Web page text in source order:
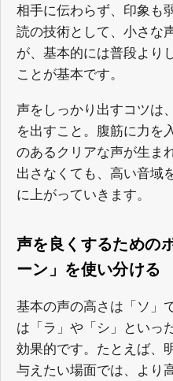
相手に伝わらず、印象も
読の技術として、小さな
が、基本的には普段より
ことが基本です。
声をしっかり出すコツは
を出すこと。腹筋に力を
のあるクリアな声が生ま
出さなくても、高い音域
に上がっていきます。
声を良くするための
ーン」を使い分ける
基本の声の高さは「ソ」
は「ラ」や「シ」といっ
効果的です。たとえば、
与えたい場面では、より